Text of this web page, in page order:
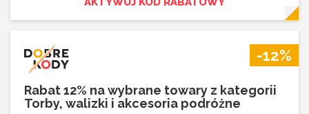
-12%
Rabat 12% na wybrane towary z kategorii
Torby, walizki i akcesoria podróżne